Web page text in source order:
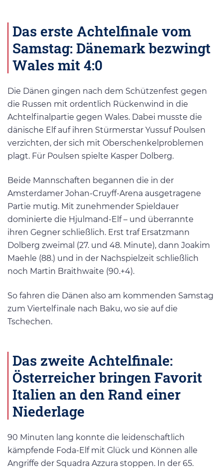
Das erste Achtelfinale vom
Samstag: Dänemark bezwingt
Wales mit 4:0
Die Dänen gingen nach dem Schützenfest gegen
die Russen mit ordentlich Rückenwind in die
Achtelfinalpartie gegen Wales. Dabei musste die
dänische Elf auf ihren Stürmerstar Yussuf Poulsen
verzichten, der sich mit Oberschenkelproblemen
plagt. Für Poulsen spielte Kasper Dolberg.
Beide Mannschaften begannen die in der
Amsterdamer Johan-Cruyff-Arena ausgetragene
Partie mutig. Mit zunehmender Spieldauer
dominierte die Hjulmand-Elf – und überrannte
ihren Gegner schließlich. Erst traf Ersatzmann
Dolberg zweimal (27. und 48. Minute), dann Joakim
Maehle (88.) und in der Nachspielzeit schließlich
noch Martin Braithwaite (90.+4).
So fahren die Dänen also am kommenden Samstag
zum Viertelfinale nach Baku, wo sie auf die
Tschechen.
Das zweite Achtelfinale:
Österreicher bringen Favorit
Italien an den Rand einer
Niederlage
90 Minuten lang konnte die leidenschaftlich
kämpfende Foda-Elf mit Glück und Können alle
Angriffe der Squadra Azzura stoppen. In der 65.